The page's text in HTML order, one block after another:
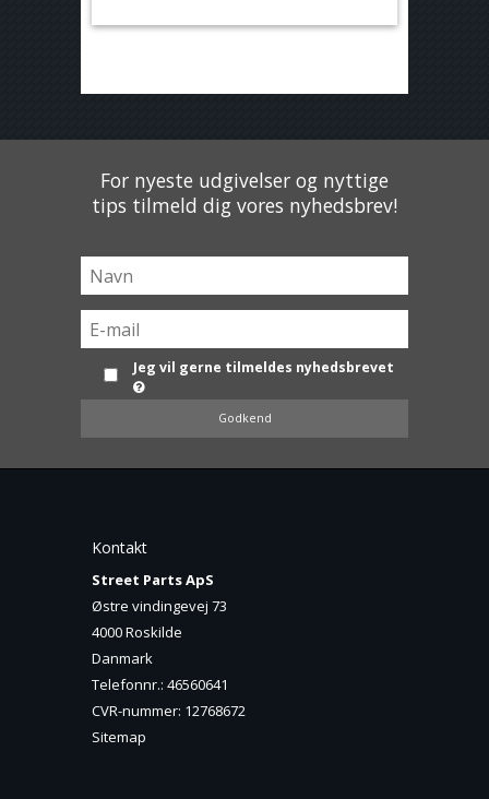
For nyeste udgivelser og nyttige
tips tilmeld dig vores nyhedsbrev!
Jeg vil gerne tilmeldes nyhedsbrevet
Godkend
Kontakt
Street Parts ApS
Østre vindingevej 73
4000 Roskilde
Danmark
Telefonnr.: 46560641
CVR-nummer: 12768672
Sitemap